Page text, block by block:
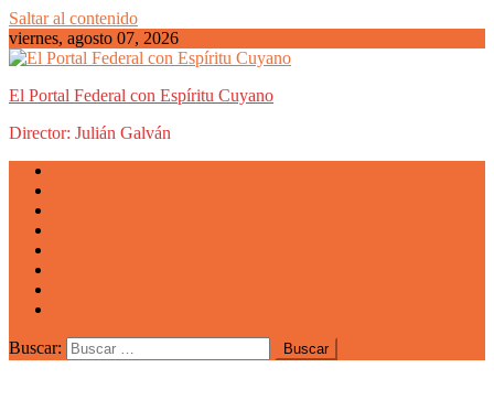
Saltar al contenido
viernes, agosto 07, 2026
El Portal Federal con Espíritu Cuyano
Director: Julián Galván
Buscar: